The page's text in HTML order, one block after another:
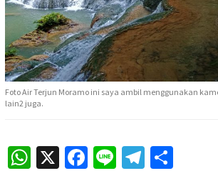
Foto Air Terjun Moramo ini saya ambil menggunakan
lain2 juga.
WhatsApp
X Facebook
Line